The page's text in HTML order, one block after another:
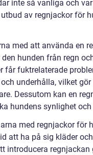
inte så vanliga och
av regnjackor för
med att använda en
hunden från regn
får fuktrelaterade
underhålla, vilket
Dessutom kan en
hundens synlighet
med regnjackor för
att ha på sig kläder
introducera regnjackan